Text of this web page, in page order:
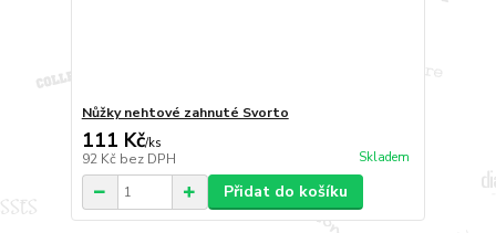
Nůžky nehtové zahnuté Svorto
111 Kč/ks
92 Kč bez DPH Skladem
Přidat do košíku